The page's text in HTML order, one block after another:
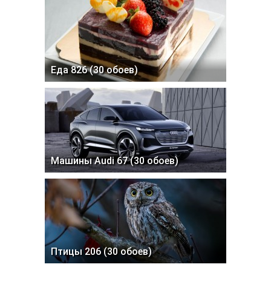
Еда 826 (30 обоев)
Машины Audi 67 (30 обоев)
Птицы 206 (30 обоев)